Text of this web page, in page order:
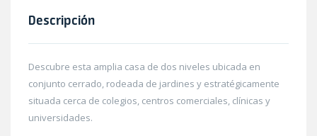
Descripción
Descubre esta amplia casa de dos niveles ubicada en
conjunto cerrado, rodeada de jardines y estratégicamente
situada cerca de colegios, centros comerciales, clínicas y
universidades.